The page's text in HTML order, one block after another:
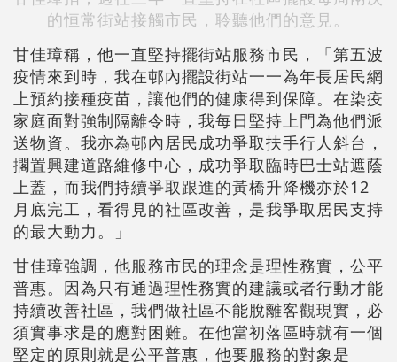
的恒常街站接觸市民，聆聽他們的意見。
甘佳璋稱，他一直堅持擺街站服務市民，「第五波
疫情來到時，我在邨內擺設街站一一為年長居民網
上預約接種疫苗，讓他們的健康得到保障。在染疫
家庭面對強制隔離令時，我每日堅持上門為他們派
送物資。我亦為邨內居民成功爭取扶手行人斜台，
擱置興建道路維修中心，成功爭取臨時巴士站遮蔭
上蓋，而我們持續爭取跟進的黃橋升降機亦於12
月底完工，看得見的社區改善，是我爭取居民支持
的最大動力。」
甘佳璋強調，他服務市民的理念是理性務實，公平
普惠。因為只有通過理性務實的建議或者行動才能
持續改善社區，我們做社區不能脫離客觀現實，必
須實事求是的應對困難。在他當初落區時就有一個
堅定的原則就是公平普惠，他要服務的對象是